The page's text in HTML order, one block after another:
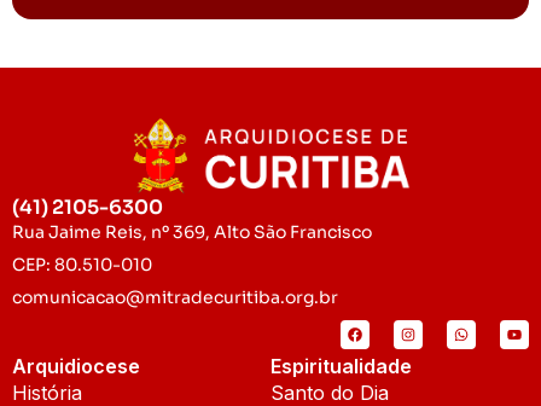
(41) 2105-6300
Rua Jaime Reis, nº 369, Alto São Francisco
CEP: 80.510-010
comunicacao@mitradecuritiba.org.br
Arquidiocese
História
Espiritualidade
Santo do Dia